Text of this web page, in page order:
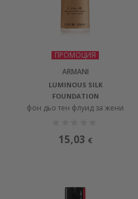
ПРОМОЦИЯ
ARMANI
LUMINOUS SILK
FOUNDATION
фон дьо тен флуид за жени
15,03 €